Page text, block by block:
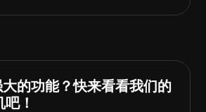
的功能？快来看看我们的
！